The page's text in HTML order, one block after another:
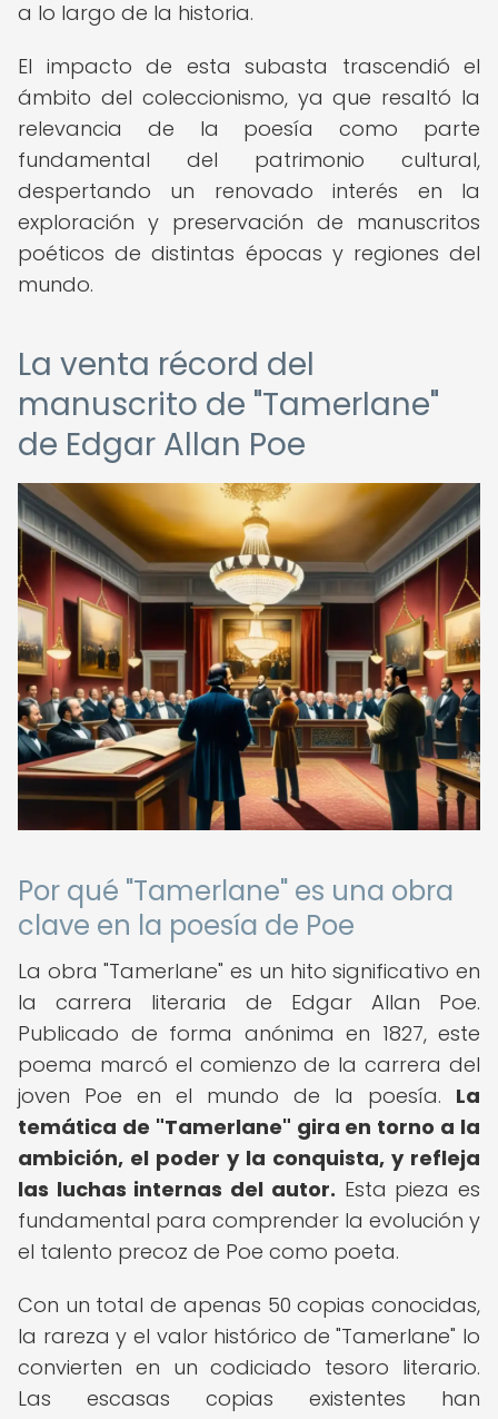
a lo largo de la historia.
El impacto de esta subasta trascendió el
ámbito del coleccionismo, ya que resaltó la
relevancia de la poesía como parte
fundamental del patrimonio cultural,
despertando un renovado interés en la
exploración y preservación de manuscritos
poéticos de distintas épocas y regiones del
mundo.
La venta récord del
manuscrito de "Tamerlane"
de Edgar Allan Poe
Por qué "Tamerlane" es una obra
clave en la poesía de Poe
La obra "Tamerlane" es un hito significativo en
la carrera literaria de Edgar Allan Poe.
Publicado de forma anónima en 1827, este
poema marcó el comienzo de la carrera del
joven Poe en el mundo de la poesía. La
temática de "Tamerlane" gira en torno a la
ambición, el poder y la conquista, y refleja
las luchas internas del autor. Esta pieza es
fundamental para comprender la evolución y
el talento precoz de Poe como poeta.
Con un total de apenas 50 copias conocidas,
la rareza y el valor histórico de "Tamerlane" lo
convierten en un codiciado tesoro literario.
Las escasas copias existentes han